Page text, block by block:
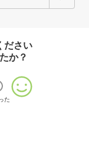
ださい
か？
た